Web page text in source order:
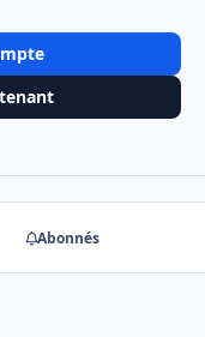
Abonnés